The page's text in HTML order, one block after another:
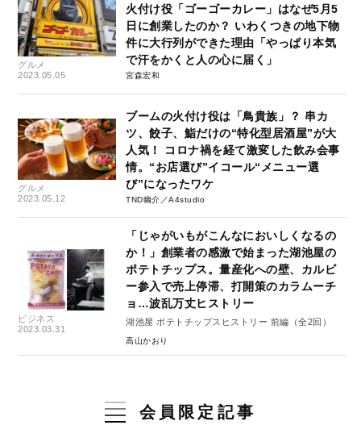
グルメ
2023.05.05
火付け役「ゴーゴーカレー」はなぜ5月5
日に創業したのか？ いわくつきの地下物
件に大行列ができた理由「やっぱり本気
で汗をかくと人の心に届く」
宮森宏和
グルメ
2023.05.12
ブームの火付け役は「鳥貴族」？ 串カ
ツ、餃子、鮨だけの“特化型居酒屋”が大
人気！ コロナ禍を経て激変した飲み会事
情。“お店選び”イコール“メニュー選
び”になったワケ
TND幽介／A4studio
ビジネス
2023.03.31
「じゃがいもがこんなにおいしくなるの
か！」創業者の感激で始まった湖池屋の
ポテトチップス。量産化への壁、カルビ
ー参入で売上停滞、打開策のカラムーチ
ョ…波乱万丈ヒストリー
湖池屋 ポテトチップスヒストリー 前編（全2回）
高山かおり
会員限定記事